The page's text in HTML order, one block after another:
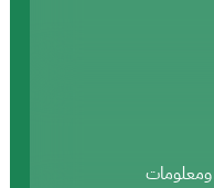
ومعلومات